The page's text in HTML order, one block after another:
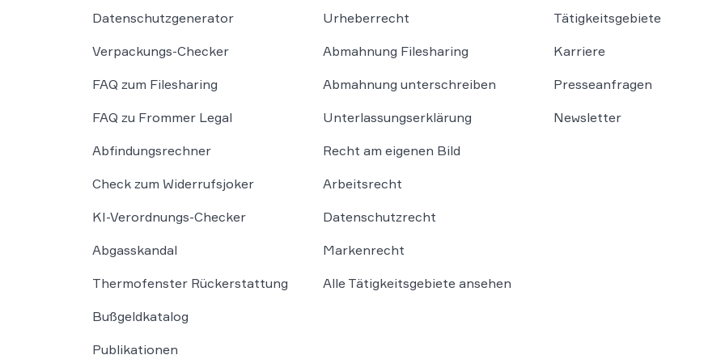
Datenschutzgenerator
Verpackungs-Checker
FAQ zum Filesharing
FAQ zu Frommer Legal
Abfindungsrechner
Check zum Widerrufsjoker
KI-Verordnungs-Checker
Abgasskandal
Thermofenster Rückerstattung
Bußgeldkatalog
Publikationen
Urheberrecht
Abmahnung Filesharing
Abmahnung unterschreiben
Unterlassungserklärung
Recht am eigenen Bild
Arbeitsrecht
Datenschutzrecht
Markenrecht
Alle Tätigkeitsgebiete ansehen
Tätigkeitsgebiete
Karriere
Presseanfragen
Newsletter